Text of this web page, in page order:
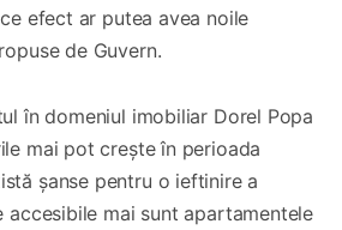
efect ar putea avea noile
de Guvern.
în domeniul imobiliar Dorel Popa
mai pot crește în perioada
șanse pentru o ieftinire a
mai sunt apartamentele